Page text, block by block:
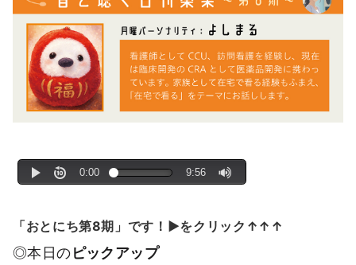
「おとにち第8期」です！▶をクリック↑↑↑
◎本日のピックアップ